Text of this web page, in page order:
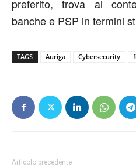
preferito, trova al
banche e PSP in termini
TAGS Auriga Cybersecurity
Articolo precedente